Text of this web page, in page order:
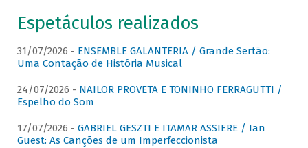
Espetáculos realizados
31/07/2026 - ENSEMBLE GALANTERIA / Grande Sertão:
Uma Contação de História Musical
24/07/2026 - NAILOR PROVETA E TONINHO FERRAGUTTI /
Espelho do Som
17/07/2026 - GABRIEL GESZTI E ITAMAR ASSIERE / Ian
Guest: As Canções de um Imperfeccionista